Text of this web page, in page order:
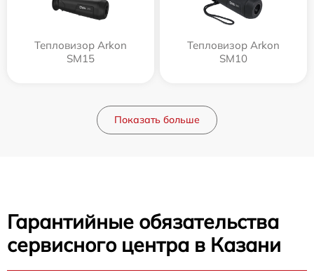
Тепловизор Arkon
SM15
Тепловизор Arkon
SM10
Показать больше
Гарантийные обязательства
сервисного центра в Казани